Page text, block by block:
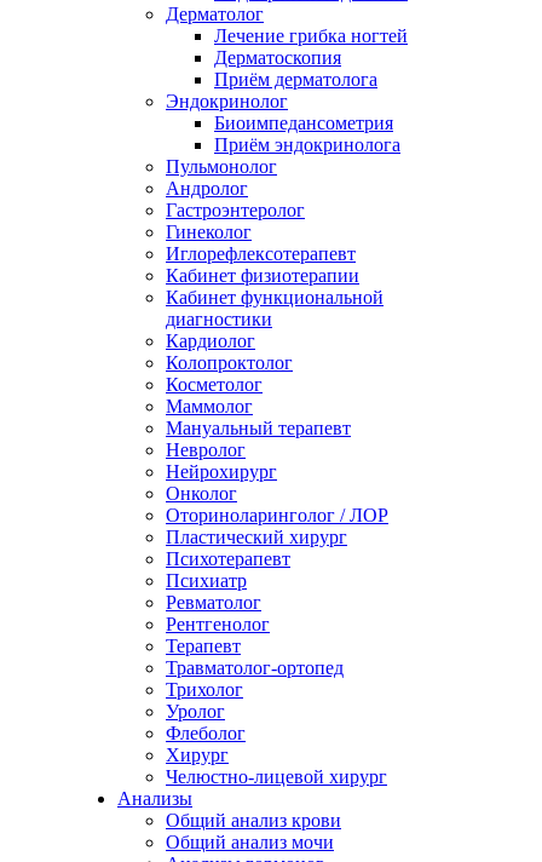
Дерматолог
Лечение грибка ногтей
Дерматоскопия
Приём дерматолога
Эндокринолог
Биоимпедансометрия
Приём эндокринолога
Пульмонолог
Андролог
Гастроэнтеролог
Гинеколог
Иглорефлексотерапевт
Кабинет физиотерапии
Кабинет функциональной
диагностики
Кардиолог
Колопроктолог
Косметолог
Маммолог
Мануальный терапевт
Невролог
Нейрохирург
Онколог
Оториноларинголог / ЛОР
Пластический хирург
Психотерапевт
Психиатр
Ревматолог
Рентгенолог
Терапевт
Травматолог-ортопед
Трихолог
Уролог
Флеболог
Хирург
Челюстно-лицевой хирург
Анализы
Общий анализ крови
Общий анализ мочи